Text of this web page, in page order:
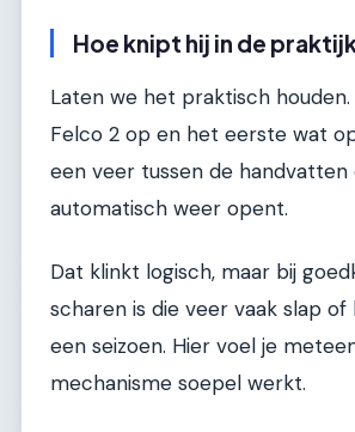
Hoe knipt hij in de
Laten we het praktisch
Felco 2 op en het eerste wat
een veer tussen de handvatten
automatisch weer opent.
Dat klinkt logisch, maar bij
scharen is die veer vaak slap
een seizoen. Hier voel je
mechanisme soepel werkt.